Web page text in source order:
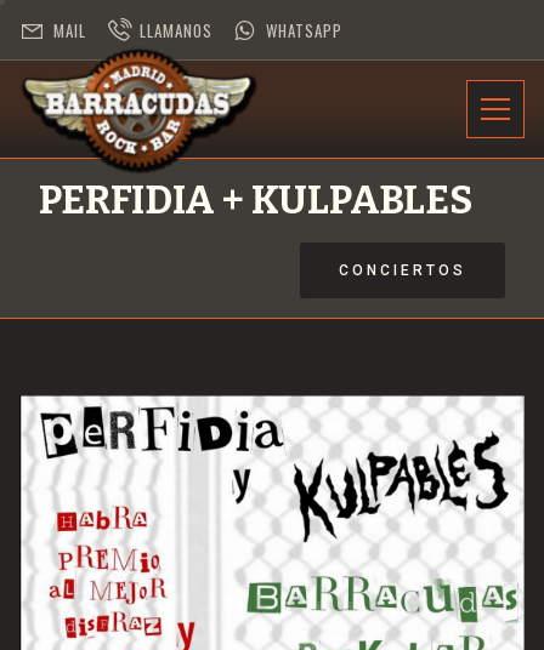
MAIL LLAMANOS WHATSAPP
PERFIDIA + KULPABLES
CONCIERTOS
PROGRAMACIÓN
CONTRATACIÓN